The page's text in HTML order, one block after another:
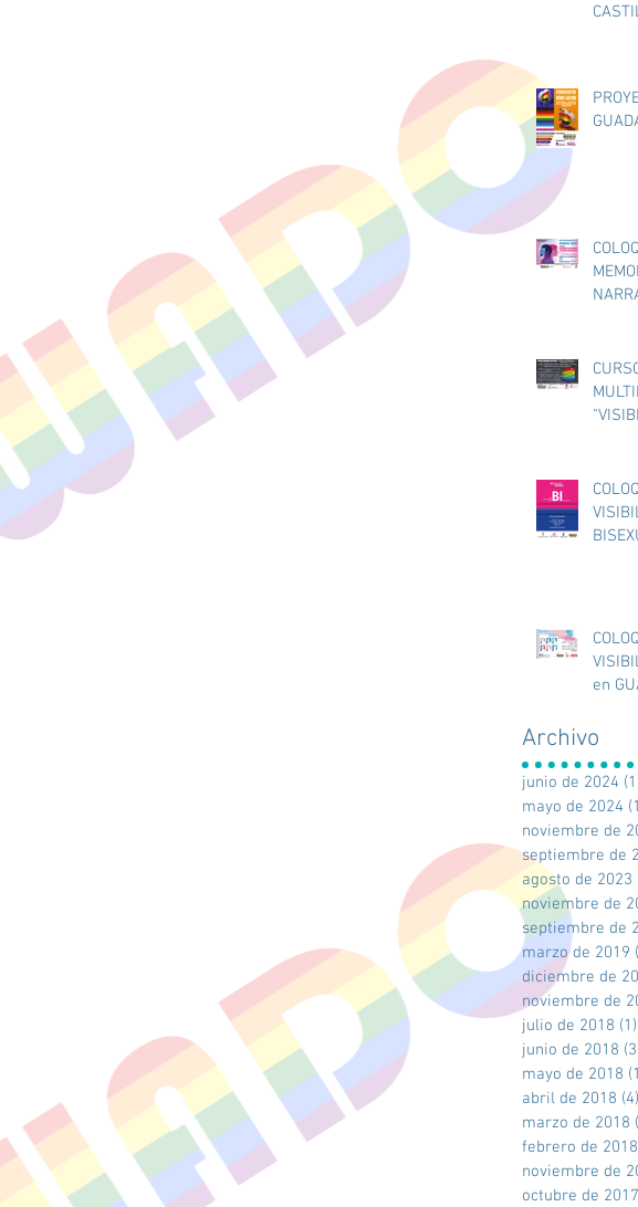
20/11/
en
Archivo
junio de 2024
mayo de 2024
noviembre de
septiembre de
agosto de 2023
noviembre de
septiembre de
marzo de 2019
diciembre de
noviembre de
julio de 2018 (1)
junio de 2018
mayo de 2018
abril de 2018 (4)
marzo de 2018
febrero de 2018
noviembre de
octubre de 2017